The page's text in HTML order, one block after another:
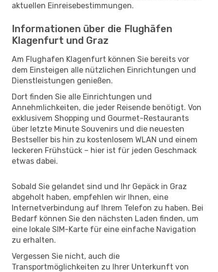
aktuellen Einreisebestimmungen.
Informationen über die Flughäfen
Klagenfurt und Graz
Am Flughafen Klagenfurt können Sie bereits vor
dem Einsteigen alle nützlichen Einrichtungen und
Dienstleistungen genießen.
Dort finden Sie alle Einrichtungen und
Annehmlichkeiten, die jeder Reisende benötigt. Von
exklusivem Shopping und Gourmet-Restaurants
über letzte Minute Souvenirs und die neuesten
Bestseller bis hin zu kostenlosem WLAN und einem
leckeren Frühstück – hier ist für jeden Geschmack
etwas dabei.
Sobald Sie gelandet sind und Ihr Gepäck in Graz
abgeholt haben, empfehlen wir Ihnen, eine
Internetverbindung auf Ihrem Telefon zu haben. Bei
Bedarf können Sie den nächsten Laden finden, um
eine lokale SIM-Karte für eine einfache Navigation
zu erhalten.
Vergessen Sie nicht, auch die
Transportmöglichkeiten zu Ihrer Unterkunft von